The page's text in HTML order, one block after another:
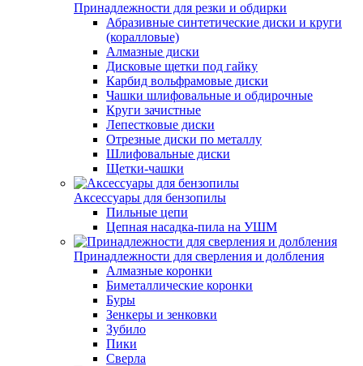
Принадлежности для резки и обдирки
Абразивные синтетические диски и круги
(коралловые)
Алмазные диски
Дисковые щетки под гайку
Карбид вольфрамовые диски
Чашки шлифовальные и обдирочные
Круги зачистные
Лепестковые диски
Отрезные диски по металлу
Шлифовальные диски
Щетки-чашки
Аксессуары для бензопилы
Пильные цепи
Цепная насадка-пила на УШМ
Принадлежности для сверления и долбления
Алмазные коронки
Биметаллические коронки
Буры
Зенкеры и зенковки
Зубило
Пики
Сверла